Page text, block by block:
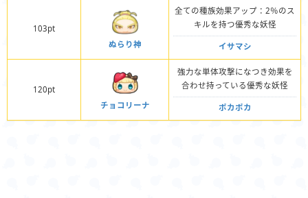
103pt
ぬらり神
全ての種族効果アップ：2％のス
キルを持つ優秀な妖怪
イサマシ
120pt
チョコリーナ
強力な単体攻撃になつき効果を
合わせ持っている優秀な妖怪
ポカポカ